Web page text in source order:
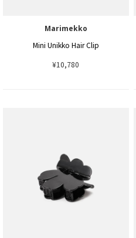
Marimekko
Mini Unikko Hair Clip
¥10,780